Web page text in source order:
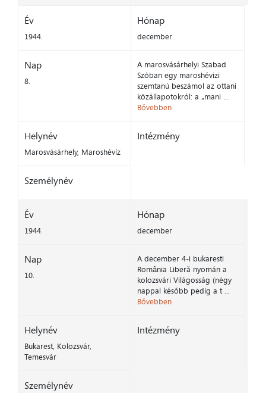
Év
1944.
Hónap
december
Nap
8.
A marosvásárhelyi Szabad
Szóban egy maroshévizi
szemtanú beszámol az ottani
közállapotokról: a „mani ...
Bővebben
Helynév
Marosvásárhely, Maroshévíz
Intézmény
Személynév
Év
1944.
Hónap
december
Nap
10.
A december 4-i bukaresti
România Liberă nyomán a
kolozsvári Világosság (négy
nappal később pedig a t ...
Bővebben
Helynév
Bukarest, Kolozsvár,
Temesvár
Intézmény
Személynév